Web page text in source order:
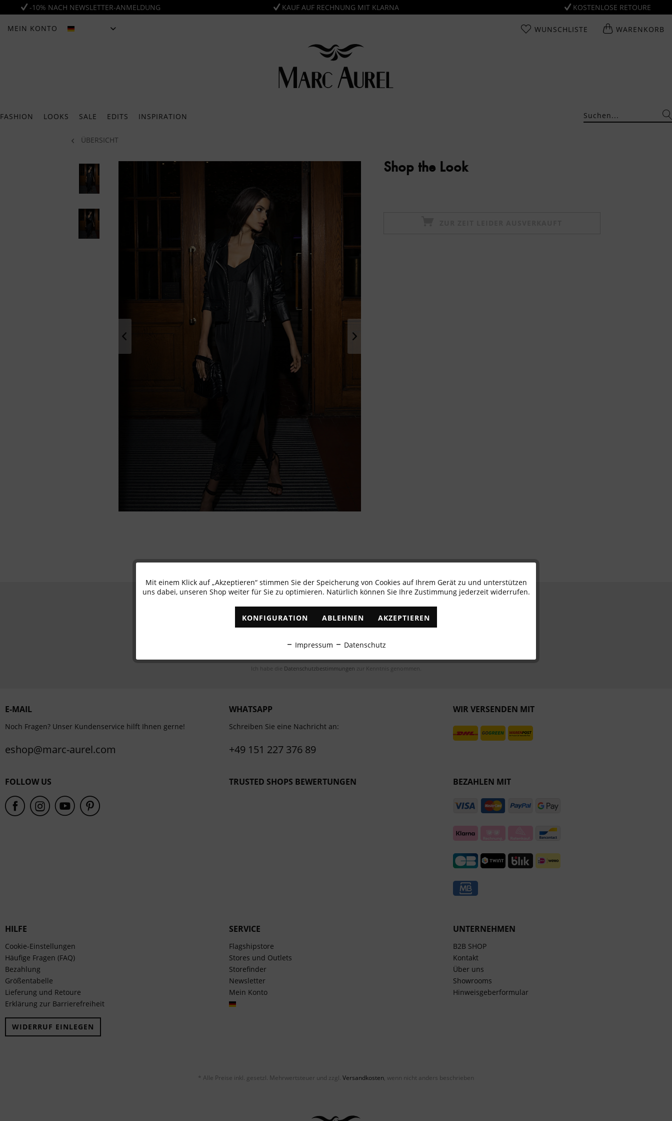
-10% NACH NEWSLETTER-ANMELDUNG KAUF AUF RECHNUNG MIT KLARNA KOSTENLOSE RETOURE
MEIN KONTO WUNSCHLISTE WARENKORB
FASHION LOOKS SALE EDITS INSPIRATION
ÜBERSICHT
Shop the Look
✓ Exklusive Angebote ✓ Die aktuellsten Trends
Ich habe die Datenschutzbestimmungen zur Kenntnis genommen.
E-MAIL
Noch Fragen? Unser Kundenservice hilft Ihnen gerne!
eshop@marc-aurel.com
WHATSAPP
Schreiben Sie eine Nachricht an:
+49 151 227 376 89
WIR VERSENDEN MIT
FOLLOW US TRUSTED SHOPS BEWERTUNGEN BEZAHLEN MIT
HILFE
Cookie-Einstellungen
Häufige Fragen (FAQ)
Bezahlung
Größentabelle
Lieferung und Retoure
Erklärung zur Barrierefreiheit
WIDERRUF EINLEGEN
SERVICE
Flagshipstore
Stores und Outlets
Storefinder
Newsletter
Mein Konto
UNTERNEHMEN
B2B SHOP
Kontakt
Über uns
Showrooms
Hinweisgeberformular
* Alle Preise inkl. gesetzl. Mehrwertsteuer und zzgl. Versandkosten, wenn nicht anders beschrieben
Funktionale Aktiv
Inaktiv
Mit einem Klick auf „Akzeptieren“ stimmen Sie der Speicherung von Cookies auf Ihrem Gerät zu und unterstützen
uns dabei, unseren Shop weiter für Sie zu optimieren. Natürlich können Sie Ihre Zustimmung jederzeit widerrufen.
KONFIGURATION ABLEHNEN AKZEPTIEREN
Impressum Datenschutz